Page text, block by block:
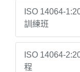
ISO 14064-
訓練班
ISO 14064-
程